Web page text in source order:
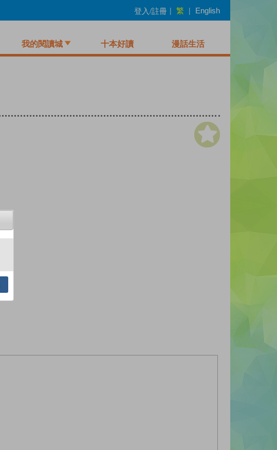
登入/註冊 | 繁 | English
我的閱讀城 十本好讀 漫話生活